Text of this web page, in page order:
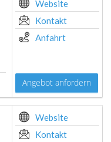
Website
Kontakt
Anfahrt
Angebot anfordern
Website
Kontakt